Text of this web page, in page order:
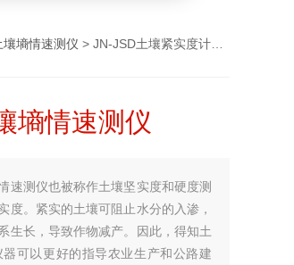
壤墒情速测仪 > JN-JSD土壤紧实度计土壤墒情速测仪
墒情速测仪
速测仪也被称作土壤坚实度和硬度测
度。紧实的土壤可阻止水分的入渗，
生长，导致作物减产。因此，得知土
可以更好的指导农业生产和公路建